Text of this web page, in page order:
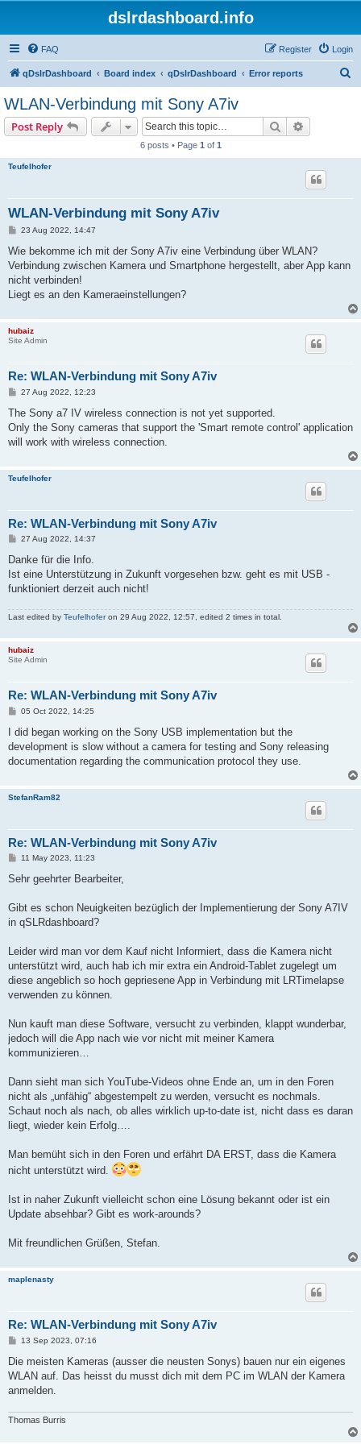
dslrdashboard.info
FAQ Login
Register
qDslrDashboard Board index qDslrDashboard Error reports
WLAN-Verbindung mit Sony A7iv
Post Reply Search
6 posts • Page 1 of 1
Teufelhofer
WLAN-Verbindung mit Sony A7iv
P
s
23 Aug 2022, 14:47
Wie bekomme ich mit der Sony A7iv eine Verbindung über WLAN?
Verbindung zwischen Kamera und Smartphone hergestellt, aber App kann
nicht verbinden!
Liegt es an den Kameraeinstellungen?
hubaiz
Site Admin
Re: WLAN-Verbindung mit Sony A7iv
P
s
27 Aug 2022, 12:23
The Sony a7 IV wireless connection is not yet supported.
Only the Sony cameras that support the 'Smart remote control' application
will work with wireless connection.
Teufelhofer
Re: WLAN-Verbindung mit Sony A7iv
P
s
27 Aug 2022, 14:37
Danke für die Info.
Ist eine Unterstützung in Zukunft vorgesehen bzw. geht es mit USB -
funktioniert derzeit auch nicht!
Last edited by Teufelhoferon 29 Aug 2022, 12:57, edited 2 times in total.
hubaiz
Site Admin
Re: WLAN-Verbindung mit Sony A7iv
P
s
05 Oct 2022, 14:25
I did began working on the Sony USB implementation but the
development is slow without a camera for testing and Sony releasing
documentation regarding the communication protocol they use.
StefanRam82
Re: WLAN-Verbindung mit Sony A7iv
P
s
11 May 2023, 11:23
Sehr geehrter Bearbeiter,
Gibt es schon Neuigkeiten bezüglich der Implementierung der Sony A7IV
in qSLRdashboard?
Leider wird man vor dem Kauf nicht Informiert, dass die Kamera nicht
unterstützt wird, auch hab ich mir extra ein Android-Tablet zugelegt um
diese angeblich so hoch gepriesene App in Verbindung mit LRTimelapse
verwenden zu können.
Nun kauft man diese Software, versucht zu verbinden, klappt wunderbar,
jedoch will die App nach wie vor nicht mit meiner Kamera
kommunizieren…
Dann sieht man sich YouTube-Videos ohne Ende an, um in den Foren
nicht als „unfähig“ abgestempelt zu werden, versucht es nochmals.
Schaut noch als nach, ob alles wirklich up-to-date ist, nicht dass es daran
liegt, wieder kein Erfolg….
Man bemüht sich in den Foren und erfährt DA ERST, dass die Kamera
nicht unterstützt wird.
Ist in naher Zukunft vielleicht schon eine Lösung bekannt oder ist ein
Update absehbar? Gibt es work-arounds?
Mit freundlichen Grüßen, Stefan.
maplenasty
Re: WLAN-Verbindung mit Sony A7iv
P
s
13 Sep 2023, 07:16
Die meisten Kameras (ausser die neusten Sonys) bauen nur ein eigenes
WLAN auf. Das heisst du musst dich mit dem PC im WLAN der Kamera
anmelden.
Thomas Burris